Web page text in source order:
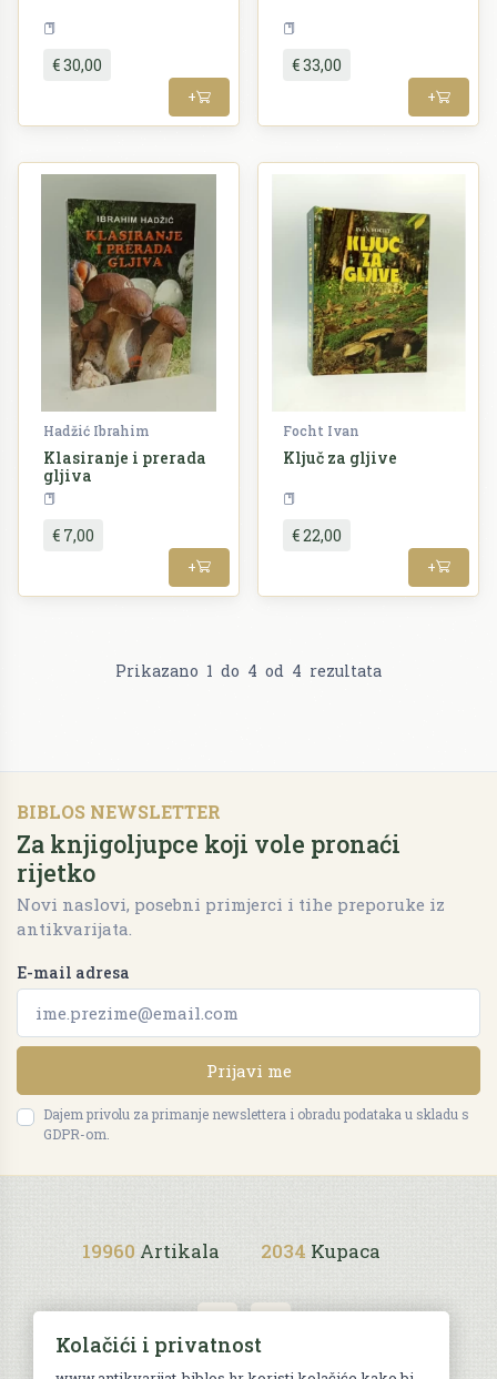
€ 30,00
+
€ 33,00
+
Hadžić Ibrahim
Klasiranje i prerada
gljiva
€ 7,00
+
Focht Ivan
Ključ za gljive
€ 22,00
+
Prikazano 1 do 4 od 4 rezultata
BIBLOS NEWSLETTER
Za knjigoljupce koji vole pronaći
rijetko
Novi naslovi, posebni primjerci i tihe preporuke iz
antikvarijata.
E-mail adresa
Prijavi me
Dajem privolu za primanje newslettera i obradu podataka u skladu s
GDPR-om.
19960 Artikala 2034 Kupaca
Kolačići i privatnost